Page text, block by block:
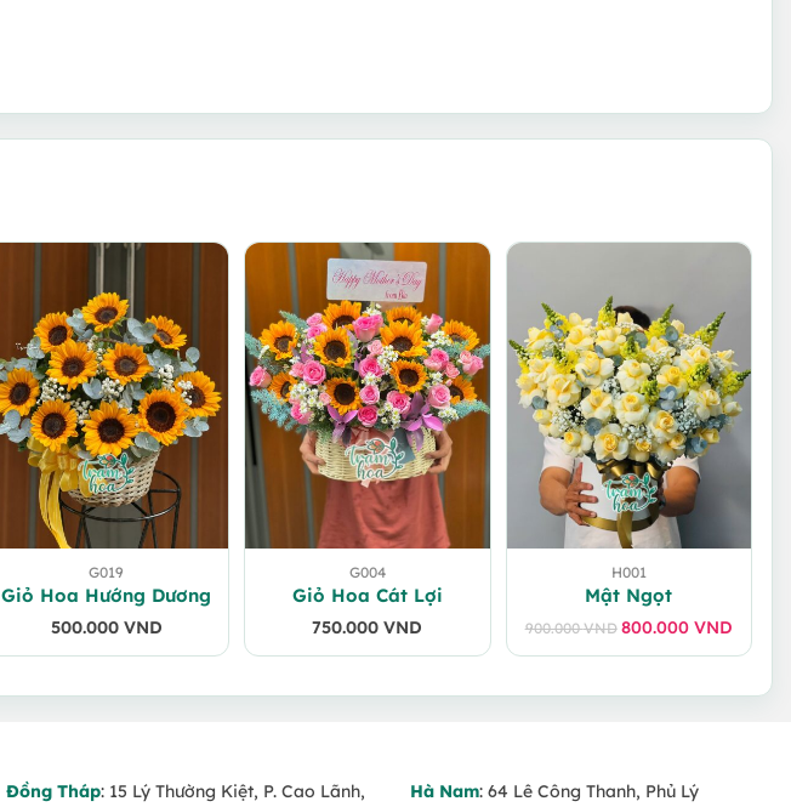
G019
Giỏ Hoa Hướng Dương
500.000 VND
G004
Giỏ Hoa Cát Lợi
750.000VND
H001
Mật Ngọt
900.000VND Giá
gốc
900.000 VND.
800.000VND
Giá
hiện
là:
Đồng Tháp: 15 Lý Thường Kiệt, P. Cao Lãnh,
Hà Nam: 64 Lê Công Thanh, Phủ Lý